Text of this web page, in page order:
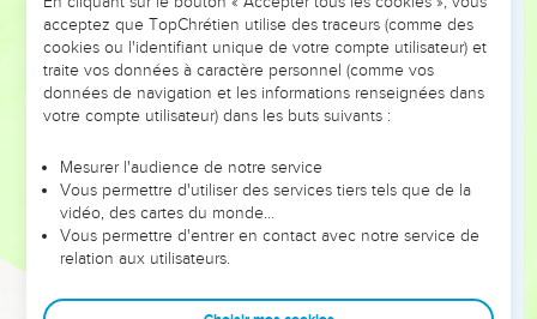
La voix de l’Eternel est puissante, la voix de l’Eternel est
majestueuse.
La voix de l’Eternel brise les cèdres, l’Eternel brise les
cèdres du Liban.
Il fait bondir le Liban comme un veau, et le Sirion comme
un jeune buffle.
La voix de l’Eternel fait jaillir des éclairs.
La voix de l’Eternel fait trembler le désert, l’Eternel fait
trembler le désert de Kadès.
acceptez que TopChrétien utilise des traceurs (comme des
cookies ou l'identifiant unique de votre compte utilisateur) et
traite vos données à caractère personnel (comme vos
données de navigation et les informations renseignées dans
votre compte utilisateur) dans les buts suivants :
Mesurer l'audience de notre service
Vous permettre d'utiliser des services tiers tels que de la
vidéo, des cartes du monde…
Vous permettre d'entrer en contact avec notre service de
relation aux utilisateurs.